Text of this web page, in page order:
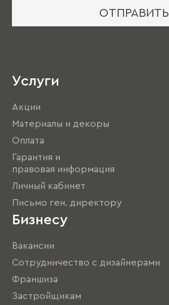
ОТПРАВИТЬ
Услуги
Акции
Материалы и декоры
Оплата
Гарантия и
правовая информация
Личный кабинет
Письмо ген. директору
Бизнесу
Вакансии
Сотрудничество с дизайнерами
Франшиза
Застройщикам